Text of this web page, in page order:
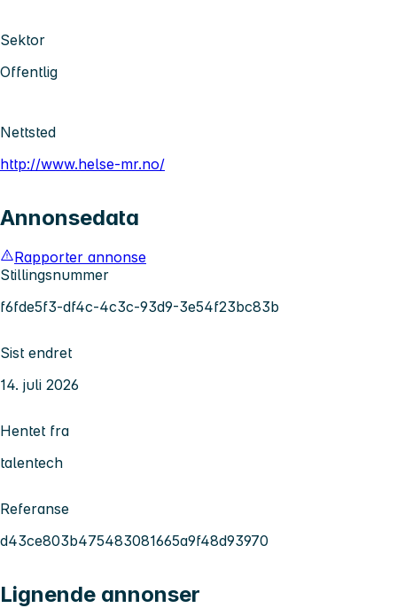
Sektor
Offentlig
Nettsted
http://www.helse-mr.no/
Annonsedata
Rapporter annonse
Stillingsnummer
f6fde5f3-df4c-4c3c-93d9-3e54f23bc83b
Sist endret
14. juli 2026
Hentet fra
talentech
Referanse
d43ce803b475483081665a9f48d93970
Lignende annonser